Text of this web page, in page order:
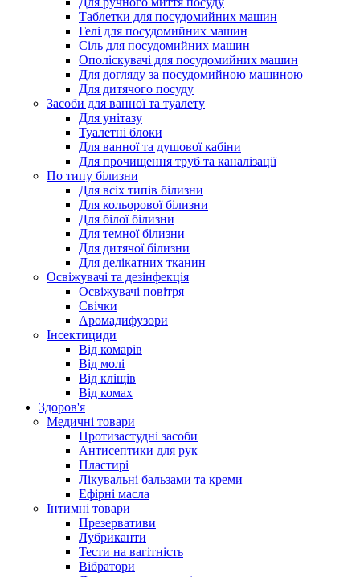
Таблетки для посудомийних машин
Гелі для посудомийних машин
Сіль для посудомийних машин
Ополіскувачі для посудомийних машин
Для догляду за посудомийною машиною
Для дитячого посуду
Засоби для ванної та туалету
Для унітазу
Туалетні блоки
Для ванної та душової кабіни
Для прочищення труб та каналізації
По типу білизни
Для всіх типів білизни
Для кольорової білизни
Для білої білизни
Для темної білизни
Для дитячої білизни
Для делікатних тканин
Освіжувачі та дезінфекція
Освіжувачі повітря
Свічки
Аромадифузори
Інсектициди
Від комарів
Від молі
Від кліщів
Від комах
Здоров'я
Медичні товари
Протизастудні засоби
Антисептики для рук
Пластирі
Лікувальні бальзами та креми
Ефірні масла
Інтимні товари
Презервативи
Лубриканти
Тести на вагітність
Вібратори